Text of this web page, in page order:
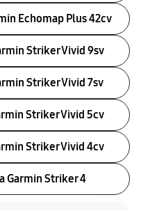
Echomap Plus 42cv
Striker Vivid 9sv
Striker Vivid 7sv
Striker Vivid 5cv
Striker Vivid 4cv
Garmin Striker 4